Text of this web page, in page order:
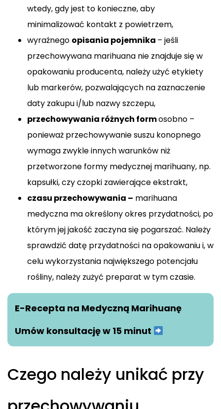
wtedy, gdy jest to konieczne, aby
minimalizować kontakt z powietrzem,
wyraźnego opisania pojemnika – jeśli
przechowywana marihuana nie znajduje się w
opakowaniu producenta, należy użyć etykiety
lub markerów, pozwalających na zaznaczenie
daty zakupu i/lub nazwy szczepu,
przechowywania różnych formosobno –
ponieważ przechowywanie suszu konopnego
wymaga zwykle innych warunków niż
przetworzone formy medycznej marihuany, np.
kapsułki, czy czopki zawierające ekstrakt,
czasu przechowywania – marihuana
medyczna ma określony okres przydatności, po
którym jej jakość zaczyna się pogarszać. Należy
sprawdzić datę przydatności na opakowaniu i, w
celu wykorzystania największego potencjału
rośliny, należy zużyć preparat w tym czasie.
E-Recepta na Medyczną Marihuanę
Umów konsultację w 15 minut
Czego należy unikać przy